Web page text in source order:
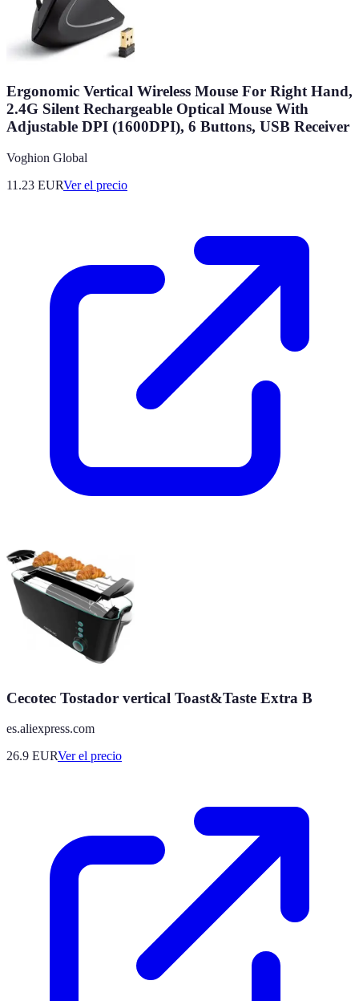
Ergonomic Vertical Wireless Mouse For Right Hand,
2.4G Silent Rechargeable Optical Mouse With
Adjustable DPI (1600DPI), 6 Buttons, USB Receiver
Voghion Global
11.23 EURVer el precio
Cecotec Tostador vertical Toast&Taste Extra B
es.aliexpress.com
26.9 EURVer el precio